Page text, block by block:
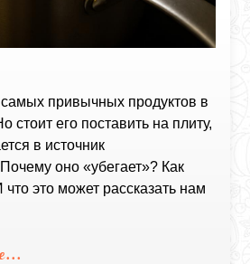
привычных продуктов в
его поставить на плиту,
в источник
оно «убегает»? Как
что это может рассказать нам